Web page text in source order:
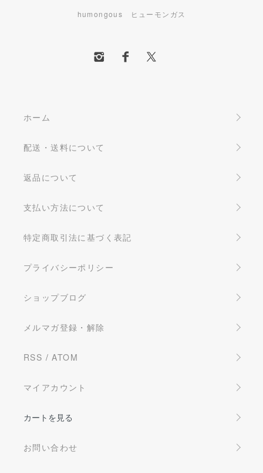
humongous ヒューモンガス
ホーム
配送・送料について
返品について
支払い方法について
特定商取引法に基づく表記
プライバシーポリシー
ショップブログ
メルマガ登録・解除
RSS /ATOM
マイアカウント
カートを見る
お問い合わせ